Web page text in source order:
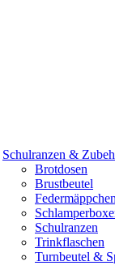
Schulranzen &
Brotdosen
Brustbeutel
Federmäppchen
Schulranzen
Trinkflaschen
Turnbeutel &